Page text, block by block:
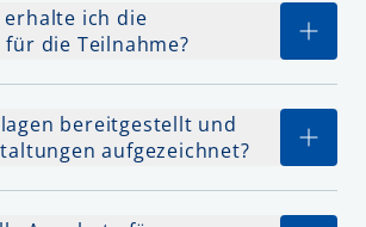
erhalte ich die
die Teilnahme?
bereitgestellt und
aufgezeichnet?